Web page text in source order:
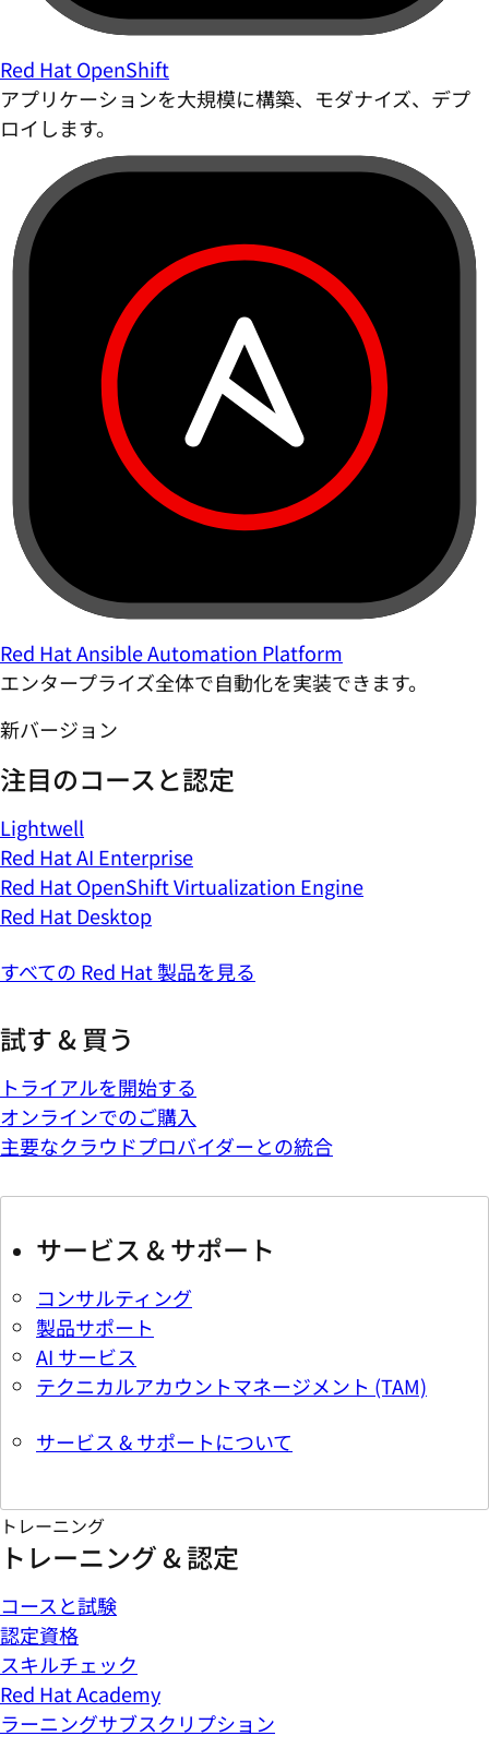
Red Hat OpenShift
アプリケーションを大規模に構築、モダナイズ、デプ
ロイします。
Red Hat Ansible Automation Platform
エンタープライズ全体で自動化を実装できます。
新バージョン
注目のコースと認定
Lightwell
Red Hat AI Enterprise
Red Hat OpenShift Virtualization Engine
Red Hat Desktop
すべての Red Hat 製品を見る
試す & 買う
トライアルを開始する
オンラインでのご購入
主要なクラウドプロバイダーとの統合
サービス & サポート
コンサルティング
製品サポート
AI サービス
テクニカルアカウントマネージメント (TAM)
サービス & サポートについて
トレーニング
トレーニング & 認定
コースと試験
認定資格
スキルチェック
Red Hat Academy
ラーニングサブスクリプション